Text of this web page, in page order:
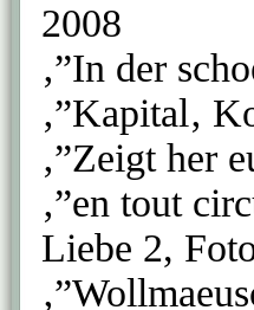
2008
‚”In der
‚”Kapital‚
‚”Zeigt her
‚”en tout
Liebe 2,